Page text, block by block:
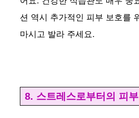
션 역시 추가적인 피부 보호를
마시고 발라 주세요.
8. 스트레스로부터의 피